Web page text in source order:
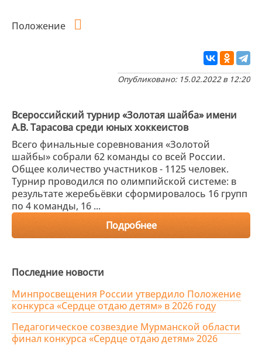
Положение
Опубликовано: 15.02.2022 в 12:20
Всероссийский турнир «Золотая шайба» имени
А.В. Тарасова среди юных хоккеистов
Всего финальные соревнования «Золотой
шайбы» собрали 62 команды со всей России.
Общее количество участников - 1125 человек.
Турнир проводился по олимпийской системе: в
результате жеребьёвки сформировалось 16 групп
по 4 команды, 16 ...
Подробнее
Последние новости
Минпросвещения России утвердило Положение
конкурса «Сердце отдаю детям» в 2026 году
Педагогическое созвездие Мурманской области
финал конкурса «Сердце отдаю детям» 2026